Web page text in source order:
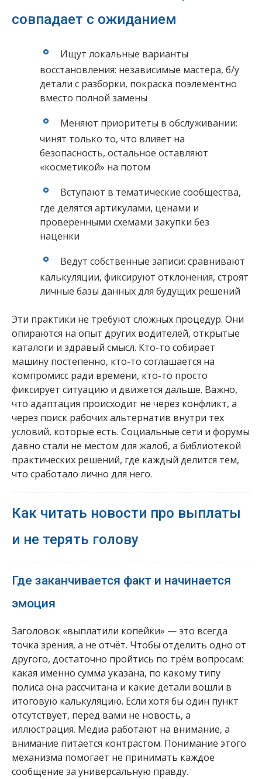
совпадает с ожиданием
Ищут локальные варианты
восстановления: независимые мастера, б/у
детали с разборки, покраска поэлементно
вместо полной замены
Меняют приоритеты в обслуживании:
чинят только то, что влияет на
безопасность, остальное оставляют
«косметикой» на потом
Вступают в тематические сообщества,
где делятся артикулами, ценами и
проверенными схемами закупки без
наценки
Ведут собственные записи: сравнивают
калькуляции, фиксируют отклонения, строят
личные базы данных для будущих решений
Эти практики не требуют сложных процедур. Они
опираются на опыт других водителей, открытые
каталоги и здравый смысл. Кто-то собирает
машину постепенно, кто-то соглашается на
компромисс ради времени, кто-то просто
фиксирует ситуацию и движется дальше. Важно,
что адаптация происходит не через конфликт, а
через поиск рабочих альтернатив внутри тех
условий, которые есть. Социальные сети и форумы
давно стали не местом для жалоб, а библиотекой
практических решений, где каждый делится тем,
что сработало лично для него.
Как читать новости про выплаты
и не терять голову
Где заканчивается факт и начинается
эмоция
Заголовок «выплатили копейки» — это всегда
точка зрения, а не отчёт. Чтобы отделить одно от
другого, достаточно пройтись по трём вопросам:
какая именно сумма указана, по какому типу
полиса она рассчитана и какие детали вошли в
итоговую калькуляцию. Если хотя бы один пункт
отсутствует, перед вами не новость, а
иллюстрация. Медиа работают на внимание, а
внимание питается контрастом. Понимание этого
механизма помогает не принимать каждое
сообщение за универсальную правду.